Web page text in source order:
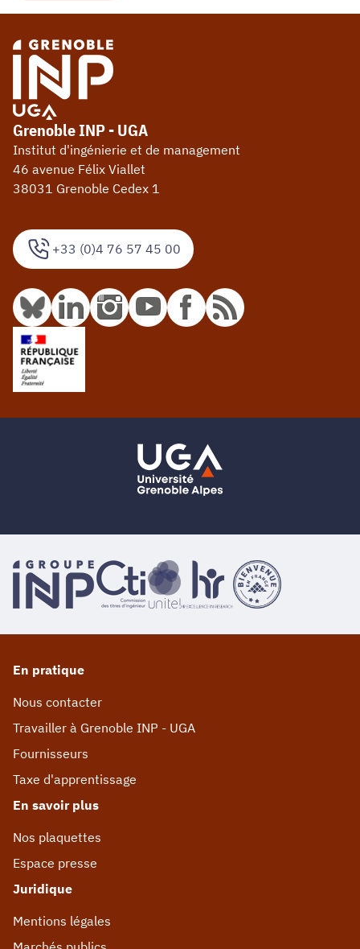
+33 (0)4 76 57 45 00
Grenoble INP - UGA
Institut d'ingénierie et de management
46 avenue Félix Viallet
38031 Grenoble Cedex 1
En pratique
Nous contacter
Travailler à Grenoble INP - UGA
Fournisseurs
Taxe d'apprentissage
En savoir plus
Nos plaquettes
Espace presse
Juridique
Mentions légales